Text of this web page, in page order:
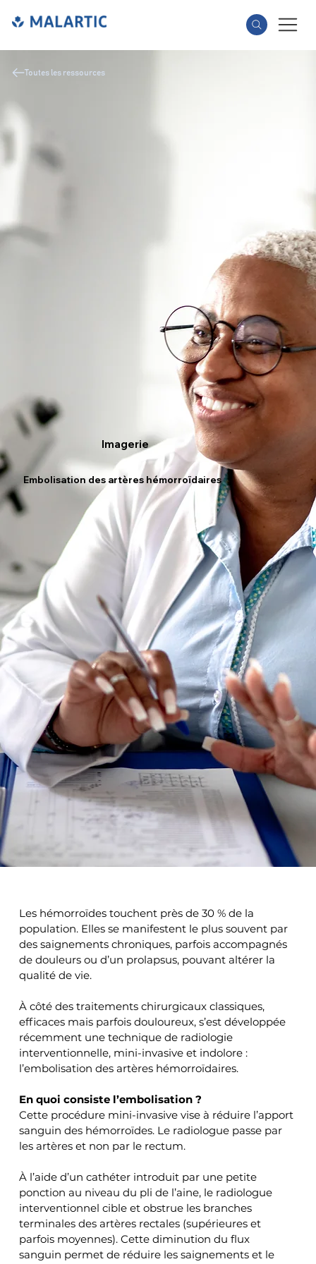
Imagerie
Embolisation des artères hémorroïdaires
Toutes les ressources
Les hémorroïdes touchent près de 30 % de la
population. Elles se manifestent le plus souvent par
des saignements chroniques, parfois accompagnés
de douleurs ou d’un prolapsus, pouvant altérer la
qualité de vie.
À côté des traitements chirurgicaux classiques,
efficaces mais parfois douloureux, s’est développée
récemment une technique de radiologie
interventionnelle, mini-invasive et indolore :
l’embolisation des artères hémorroïdaires.
En quoi consiste l’embolisation ?
Cette procédure mini-invasive vise à réduire l’apport
sanguin des hémorroïdes. Le radiologue passe par
les artères et non par le rectum.
À l’aide d’un cathéter introduit par une petite
ponction au niveau du pli de l’aine, le radiologue
interventionnel cible et obstrue les branches
terminales des artères rectales (supérieures et
parfois moyennes). Cette diminution du flux
sanguin permet de réduire les saignements et le